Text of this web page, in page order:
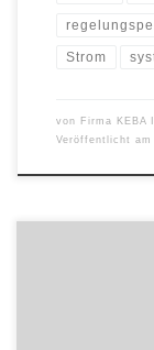
Strom
von Firma KEBA
Veröffentlicht am